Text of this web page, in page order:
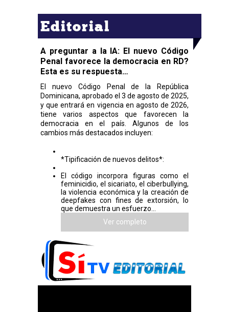
Editorial
A preguntar a la IA: El nuevo Código
Penal favorece la democracia en RD?
Esta es su respuesta…
El nuevo Código Penal de la República
Dominicana, aprobado el 3 de agosto de 2025,
y que entrará en vigencia en agosto de 2026,
tiene varios aspectos que favorecen la
democracia en el país. Algunos de los
cambios más destacados incluyen:
*Tipificación de nuevos delitos*:
El código incorpora figuras como el
feminicidio, el sicariato, el ciberbullying,
la violencia económica y la creación de
deepfakes con fines de extorsión, lo
que demuestra un esfuerzo...
Ver completo